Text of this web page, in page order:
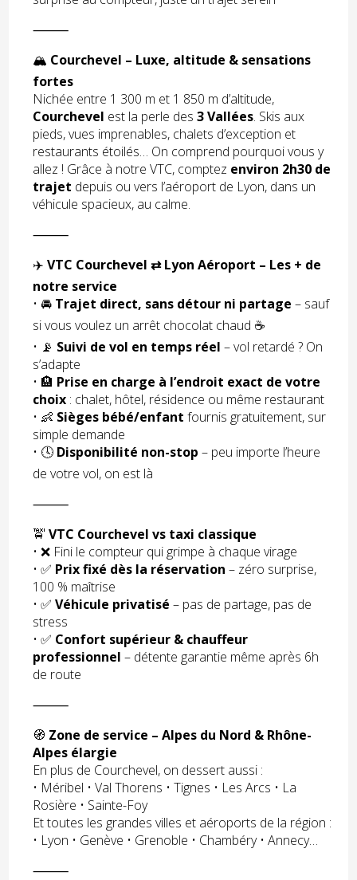
⸻
🏔 Courchevel – Luxe, altitude & sensations
fortes
Nichée entre 1 300 m et 1 850 m d’altitude,
Courchevel est la perle des3 Vallées. Skis aux
pieds, vues imprenables, chalets d’exception et
restaurants étoilés… On comprend pourquoi vous y
allez ! Grâce à notre VTC, comptez environ 2h30 de
trajet depuis ou vers l’aéroport de Lyon, dans un
véhicule spacieux, au calme.
⸻
✈️VTC Courchevel ⇄ Lyon Aéroport – Les + de
notre service
• 🚘 Trajet direct, sans détour ni partage – sauf
si vous voulez un arrêt chocolat chaud ☕
• 📡 Suivi de vol en temps réel – vol retardé ? On
s’adapte
• 🏨 Prise en charge à l’endroit exact de votre
choix : chalet, hôtel, résidence ou même restaurant
• 👶 Sièges bébé/enfant fournis gratuitement, sur
simple demande
• 🕓 Disponibilité non-stop – peu importe l’heure
de votre vol, on est là
⸻
🚖VTC Courchevel vs taxi classique
• ❌ Fini le compteur qui grimpe à chaque virage
• ✅ Prix fixé dès la réservation – zéro surprise,
100 % maîtrise
• ✅Véhicule privatisé – pas de partage, pas de
stress
• ✅ Confort supérieur & chauffeur
professionnel – détente garantie même après 6h
de route
⸻
🧭 Zone de service – Alpes du Nord & Rhône-
Alpes élargie
En plus de Courchevel, on dessert aussi :
• Méribel • Val Thorens • Tignes • Les Arcs • La
Rosière • Sainte-Foy
Et toutes les grandes villes et aéroports de la région :
• Lyon • Genève • Grenoble • Chambéry • Annecy…
⸻